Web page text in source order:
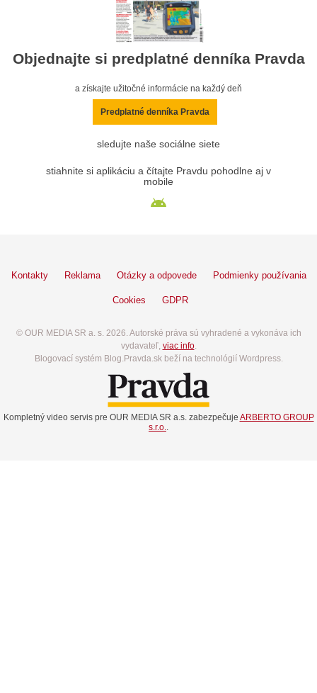
Objednajte si predplatné denníka Pravda
a získajte užitočné informácie na každý deň
Predplatné denníka Pravda
sledujte naše sociálne siete
stiahnite si aplikáciu a čítajte Pravdu pohodlne aj v
mobile
Kontakty Reklama Otázky a odpovede Podmienky používania
Cookies GDPR
© OUR MEDIA SR a. s. 2026. Autorské práva sú vyhradené a vykonáva ich
vydavateľ, viac info.
Blogovací systém Blog.Pravda.sk beží na technológií Wordpress.
Kompletný video servis pre OUR MEDIA SR a.s. zabezpečuje ARBERTO GROUP
s.r.o..